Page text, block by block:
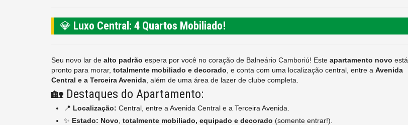
💎 Luxo Central: 4 Quartos Mobiliado!
Seu novo lar de alto padrão espera por você no coração de Balneário Camboriú! Este apartamento novo está
pronto para morar, totalmente mobiliado e decorado , e conta com uma localização central, entre a Avenida
Central e a Terceira Avenida , além de uma área de lazer de clube completa.
🏡 Destaques do Apartamento:
📍 Localização: Central, entre a Avenida Central e a Terceira Avenida.
✨ Estado: Novo totalmente mobiliado, equipado e decorado (somente entrar!).